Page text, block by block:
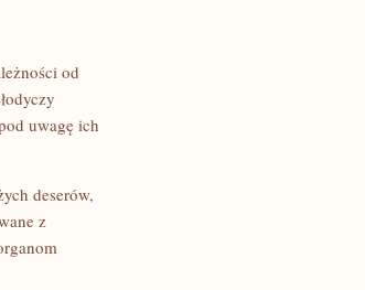
od
uwagę ich
deserów,
z